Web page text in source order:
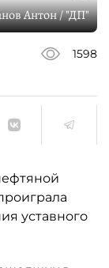
Антон / "ДП"
1598
уставного